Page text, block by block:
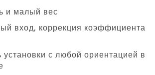
и малый вес
вход, коррекция коэффициента
установки с любой ориентацией в